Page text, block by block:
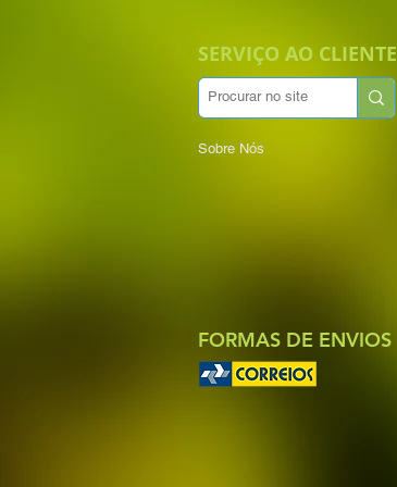
SERVIÇO AO CLIENTE
Sobre Nós
FORMAS DE ENVIOS